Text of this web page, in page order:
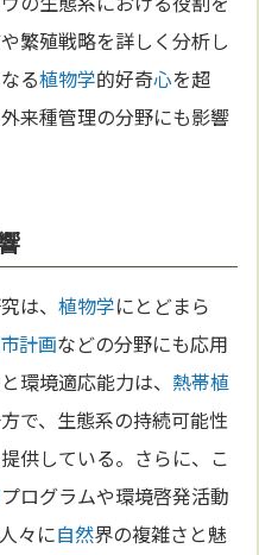
繁殖戦略を詳しく分析し
る植物学的好奇心を超
来種管理の分野にも影響
は、植物学にとどまら
計画などの分野にも応用
環境適応能力は、熱帯植
で、生態系の持続可能性
供している。さらに、こ
プログラムや環境啓発活動
々に自然界の複雑さと魅